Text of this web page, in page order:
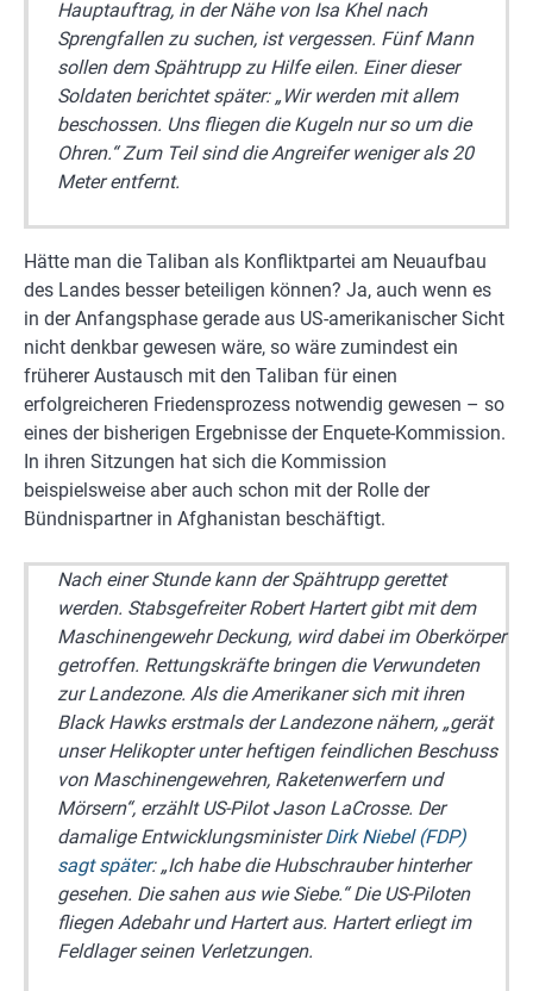
Hauptauftrag, in der Nähe von Isa Khel nach
Sprengfallen zu suchen, ist vergessen. Fünf Mann
sollen dem Spähtrupp zu Hilfe eilen. Einer dieser
Soldaten berichtet später: „Wir werden mit allem
beschossen. Uns fliegen die Kugeln nur so um die
Ohren.“ Zum Teil sind die Angreifer weniger als 20
Meter entfernt.
Hätte man die Taliban als Konfliktpartei am Neuaufbau
des Landes besser beteiligen können? Ja, auch wenn es
in der Anfangsphase gerade aus US-amerikanischer Sicht
nicht denkbar gewesen wäre, so wäre zumindest ein
früherer Austausch mit den Taliban für einen
erfolgreicheren Friedensprozess notwendig gewesen – so
eines der bisherigen Ergebnisse der Enquete-Kommission.
In ihren Sitzungen hat sich die Kommission
beispielsweise aber auch schon mit der Rolle der
Bündnispartner in Afghanistan beschäftigt.
Nach einer Stunde kann der Spähtrupp gerettet
werden. Stabsgefreiter Robert Hartert gibt mit dem
Maschinengewehr Deckung, wird dabei im Oberkörper
getroffen. Rettungskräfte bringen die Verwundeten
zur Landezone. Als die Amerikaner sich mit ihren
Black Hawks erstmals der Landezone nähern, „gerät
unser Helikopter unter heftigen feindlichen Beschuss
von Maschinengewehren, Raketenwerfern und
Mörsern“, erzählt US-Pilot Jason LaCrosse. Der
damalige EntwicklungsministerDirk Niebel (FDP)
sagt später: „Ich habe die Hubschrauber hinterher
gesehen. Die sahen aus wie Siebe.“ Die US-Piloten
fliegen Adebahr und Hartert aus. Hartert erliegt im
Feldlager seinen Verletzungen.